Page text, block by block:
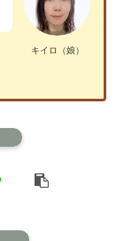
キイロ（娘）